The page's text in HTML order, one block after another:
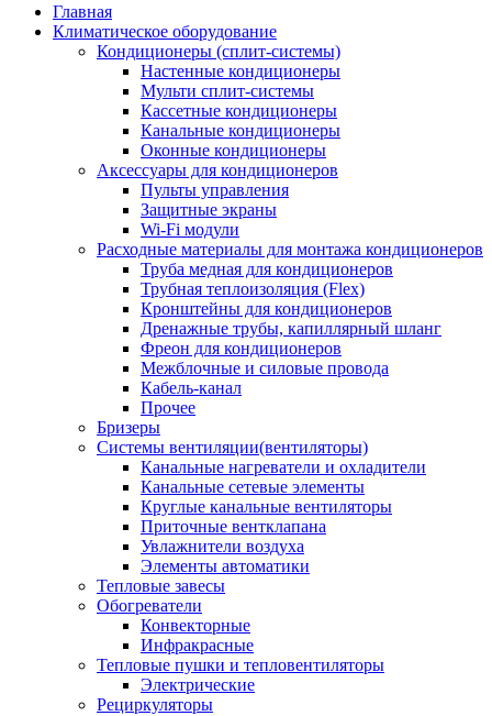
Главная
Климатическое оборудование
Кондиционеры (сплит-системы)
Настенные кондиционеры
Мульти сплит-системы
Кассетные кондиционеры
Канальные кондиционеры
Оконные кондиционеры
Аксессуары для кондиционеров
Пульты управления
Защитные экраны
Wi-Fi модули
Расходные материалы для монтажа кондиционеров
Труба медная для кондиционеров
Трубная теплоизоляция (Flex)
Кронштейны для кондиционеров
Дренажные трубы, капиллярный шланг
Фреон для кондиционеров
Межблочные и силовые провода
Кабель-канал
Прочее
Бризеры
Системы вентиляции(вентиляторы)
Канальные нагреватели и охладители
Канальные сетевые элементы
Круглые канальные вентиляторы
Приточные вентклапана
Увлажнители воздуха
Элементы автоматики
Тепловые завесы
Обогреватели
Конвекторные
Инфракрасные
Тепловые пушки и тепловентиляторы
Электрические
Рециркуляторы